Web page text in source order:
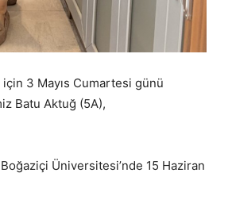
için 3 Mayıs Cumartesi günü
Batu Aktuğ (5A),
Üniversitesi’nde 15 Haziran